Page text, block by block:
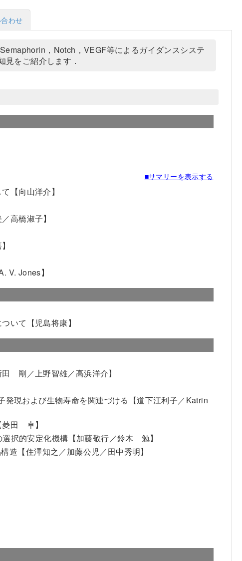
わせ
，Notch，VEGF等によるガイダンスシステ
をご紹介します．
■サマリーを表示する
【向山洋介】
高橋淑子】
V. Jones】
いて 【児島将康】
田 剛／上野智雄／高浜洋介】
現および生物寿命を関連づける 【道下江利子／Katrin
菱田 卓】
択的安定化機構 【加藤敬行／鈴木 勉】
造 【住澤知之／加藤公児／田中秀明】